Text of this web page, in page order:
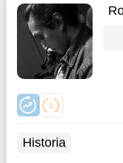
Historia